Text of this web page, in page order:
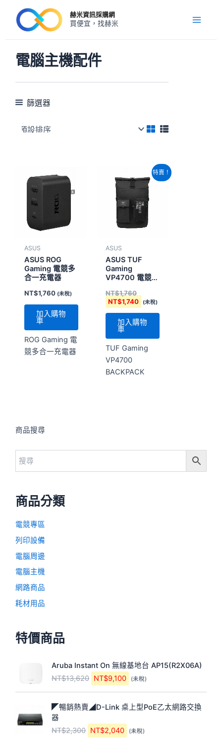
赫米資訊採購網
買便宜，找赫米
Menu
商品搜尋
商品分類
電競專區
列印設備
電腦周邊
電腦主機
網路商品
耗材用品
特價商品
Aruba Instant On 無線基地台 AP15(R2X06A)
NT$13,620
始
價
格
：
N
T
$
NT$9,100
目
前
價
格
：
N
$
(未稅)
◤暢銷熱賣◢D-Link 桌上型PoE乙太網路交換
器
NT$2,300
原
始
價
格
NT$2,040
目
前
價
格
(未稅)
電腦主機配件
篩選器
ASUS
ASUS ROG
Gaming 電競多
合一充電器
NT$1,760 (未稅)
加入購物
車
ROG Gaming 電
競多合一充電器
特賣！
ASUS
ASUS TUF
Gaming
VP4700 電競後
NT$1,760
始
價
格：
NT$1,760。
NT$1,740
前
價
格：
NT$1,740。
(未稅)
加入購物
車
TUF Gaming
VP4700
BACKPACK